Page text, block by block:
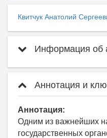
Квитчук Анатолий
Информация об
Аннотация и
Аннотация:
Одним из важнейших
государственных